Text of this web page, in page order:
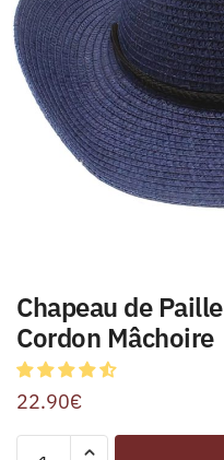
Chapeau de Paille
Cordon Mâchoire
22.90€